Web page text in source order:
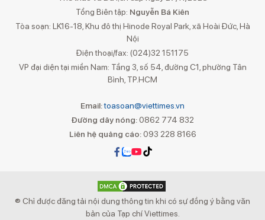
Tổng Biên tập: Nguyễn Bá Kiên
Tòa soạn: LK16-18, Khu đô thị Hinode Royal Park, xã Hoài Đức, Hà
Nội
Điện thoại/fax: (024)32 151175
VP đại diện tại miền Nam: Tầng 3, số 54, đường C1, phường Tân
Bình, TP.HCM
Email:toasoan@viettimes.vn
Đường dây nóng: 0862 774 832
Liên hệ quảng cáo:093 228 8166
® Chỉ được đăng tải nội dung thông tin khi có sự đồng ý bằng văn
bản của Tạp chí Viettimes.